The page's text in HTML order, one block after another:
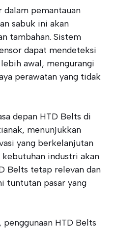
pemantauan
sabuk ini akan
tambahan. Sistem
dapat mendeteksi
awal, mengurangi
perawatan yang tidak
depan HTD Belts di
menunjukkan
yang berkelanjutan
industri akan
Belts tetap relevan dan
tuntutan pasar yang
HTD Belts